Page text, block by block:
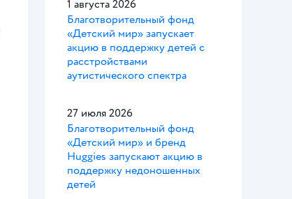
1 августа 2026
Благотворительный фонд
«Детский мир» запускает
акцию в поддержку детей с
расстройствами
аутистического спектра
27 июля 2026
Благотворительный фонд
«Детский мир» и бренд
Huggies запускают акцию в
поддержку недоношенных
детей